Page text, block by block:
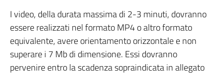
I video, della durata massima di 2-3 minuti, dovranno
essere realizzati nel formato MP4 o altro formato
equivalente, avere orientamento orizzontale e non
superare i 7 Mb di dimensione. Essi dovranno
pervenire entro la scadenza sopraindicata in allegato